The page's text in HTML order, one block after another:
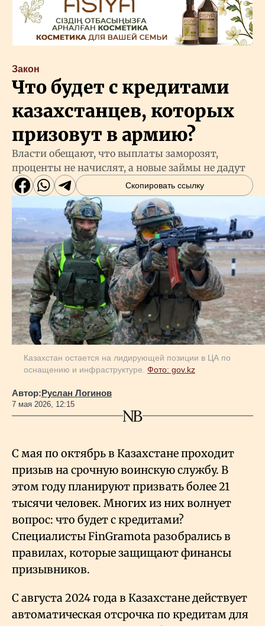
Закон
Что будет с кредитами
казахстанцев, которых
призовут в армию?
Власти обещают, что выплаты заморозят,
проценты не начислят, а новые займы не дадут
Скопировать ссылку
Казахстан остается на лидирующей позиции в ЦА по
оснащению и инфраструктуре. Фото: gov.kz
Автор:Руслан Логинов
7 мая 2026, 12:15
С мая по октябрь в Казахстане проходит
призыв на срочную воинскую службу. В
этом году планируют призвать более 21
тысячи человек. Многих из них волнует
вопрос: что будет с кредитами?
Специалисты FinGramota разобрались в
правилах, которые защищают финансы
призывников.
С августа 2024 года в Казахстане действует
автоматическая отсрочка по кредитам для